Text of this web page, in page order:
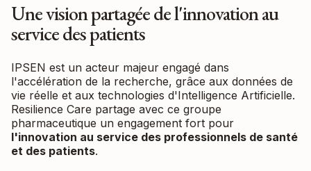
Une vision partagée de l'innovation au
service des patients
IPSEN est un acteur majeur engagé dans
l'accélération de la recherche, grâce aux données de
vie réelle et aux technologies d'Intelligence Artificielle.
Resilience Care partage avec ce groupe
pharmaceutique un engagement fort pour
l'innovation au service des professionnels de santé
et des patients.